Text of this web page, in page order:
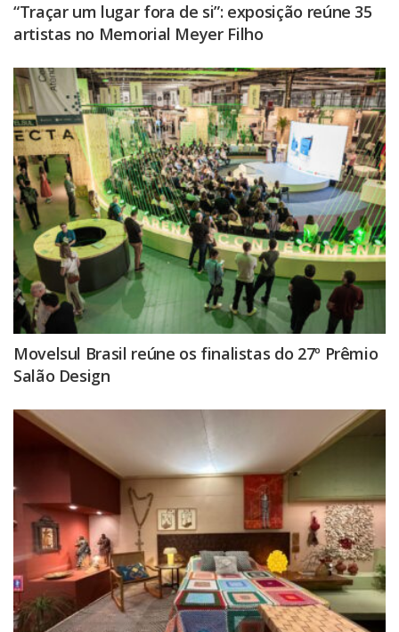
“Traçar um lugar fora de si”: exposição reúne 35
artistas no Memorial Meyer Filho
Movelsul Brasil reúne os finalistas do 27º Prêmio
Salão Design